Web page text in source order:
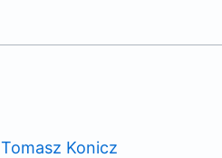
Tomasz Konicz